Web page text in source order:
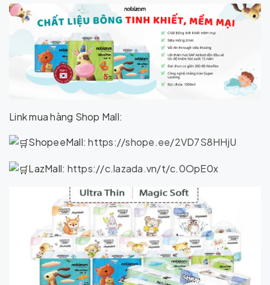
Link mua hàng Shop Mall:
ShopeeMall:https://shope.ee/2VD7S8HHjU
LazMall: https://c.lazada.vn/t/c.0OpE0x